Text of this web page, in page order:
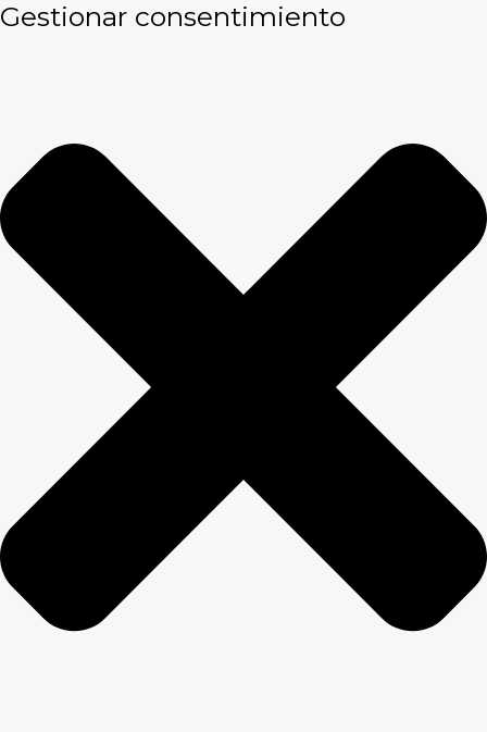
Gestionar consentimiento